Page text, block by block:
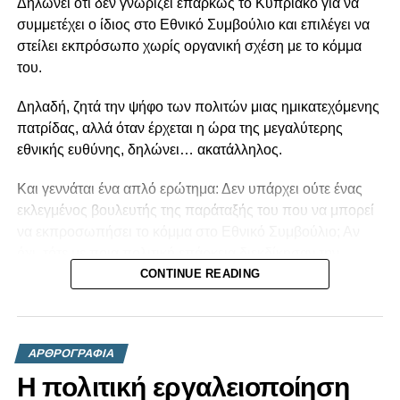
συμμετέχει ο ίδιος στο Εθνικό Συμβούλιο και επιλέγει να
στείλει εκπρόσωπο χωρίς οργανική σχέση με το κόμμα
του.
Δηλαδή, ζητά την ψήφο των πολιτών μιας ημικατεχόμενης
πατρίδας, αλλά όταν έρχεται η ώρα της μεγαλύτερης
εθνικής ευθύνης, δηλώνει… ακατάλληλος.
Και γεννάται ένα απλό ερώτημα: Δεν υπάρχει ούτε ένας
εκλεγμένος βουλευτής της παράταξής του που να μπορεί
εμπιστοσύνη των Κυπρίων;
Η πολιτική δεν είναι βίντεο στο TikTok, ούτε παιχνίδι
παραδέχεται ότι δεν είναι σε θέση να ανταποκριθεί στην
κορυφαία θεσμική διαδικασία για το εθνικό μας ζήτημα, το
CONTINUE READING
ΑΡΘΡΟΓΡΑΦΙΑ
Η πολιτική εργαλειοποίηση